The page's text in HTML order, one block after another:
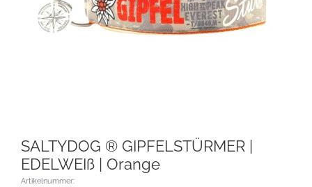
SALTYDOG ® GIPFELSTÜRMER |
EDELWEIß | Orange
Artikelnummer: